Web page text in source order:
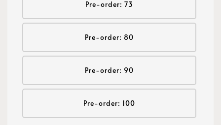
Pre-order: 73
Pre-order: 80
Pre-order: 90
Pre-order: 100